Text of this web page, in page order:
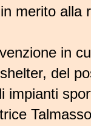
merito alla
in
del
impianti